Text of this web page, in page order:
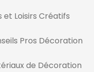
et Loisirs Créatifs
Pros Décoration
de Décoration